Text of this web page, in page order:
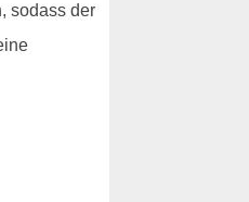
sodass der